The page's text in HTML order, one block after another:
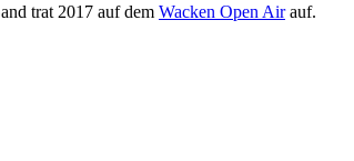
trat 2017 auf dem Wacken Open Airauf.